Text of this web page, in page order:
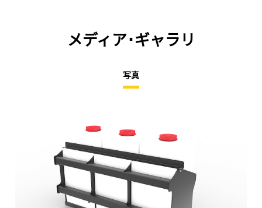
メディア･ギャラリ
写真